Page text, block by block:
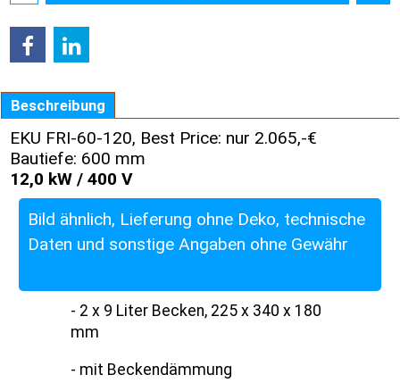
Beschreibung
EKU FRI-60-120, Best Price: nur 2.065,-€
Bautiefe: 600 mm
12,0 kW / 400 V
Bild ähnlich, Lieferung ohne Deko, technische
Daten und sonstige Angaben ohne Gewähr
- 2 x 9 Liter Becken, 225 x 340 x 180
mm
- mit Beckendämmung